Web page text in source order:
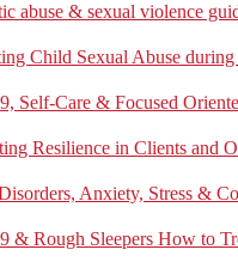
abuse & sexual violence
Child Sexual Abuse
Self-Care & Focused
Resilience in Clients and
Anxiety, Stress &
& Rough Sleepers How to